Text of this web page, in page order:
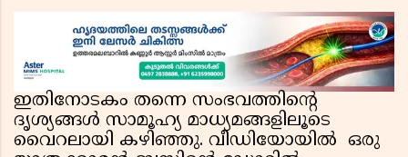
ഇതിനോടകം തന്നെ സംഭവത്തിന്റെ
ദൃശ്യങ്ങൾ സാമൂഹ്യ മാധ്യമങ്ങളിലൂടെ
വൈറലായി കഴിഞ്ഞു. വീഡിയോയിൽ ഒരു